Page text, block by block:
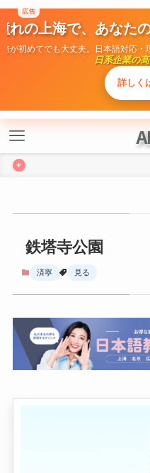
れの上海で、あなた
が初めてでも大丈夫。日本語対応
日系企業の
詳しく
+
鉄塔寺公園